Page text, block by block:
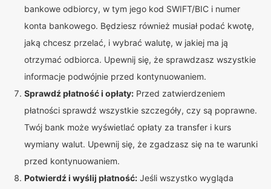
bankowe odbiorcy, w tym jego kod SWIFT/BIC i numer
konta bankowego. Będziesz również musiał podać kwotę,
jaką chcesz przelać, i wybrać walutę, w jakiej ma ją
otrzymać odbiorca. Upewnij się, że sprawdzasz wszystkie
informacje podwójnie przed kontynuowaniem.
Sprawdź płatność i opłaty: Przed zatwierdzeniem
płatności sprawdź wszystkie szczegóły, czy są poprawne.
Twój bank może wyświetlać opłaty za transfer i kurs
wymiany walut. Upewnij się, że zgadzasz się na te warunki
przed kontynuowaniem.
Potwierdź i wyślij płatność: Jeśli wszystko wygląda